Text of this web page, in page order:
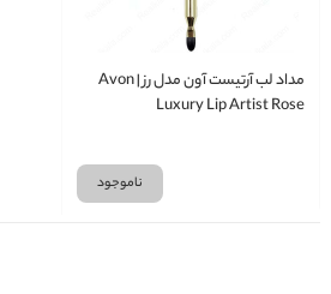
مداد لب آرتیست آون مدل رز | Avon
Luxury Lip Artist Rose
ناموجود